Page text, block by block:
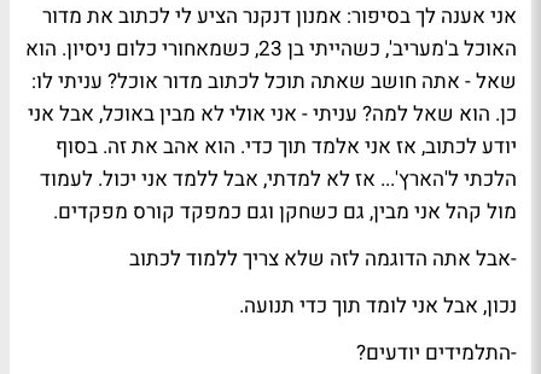
אני אענה לך בסיפור: אמנון דנקנר הציע לי לכתוב את מדור
האוכל ב'מעריב', כשהייתי בן 23, כשמאחורי כלום ניסיון. הוא
שאל - אתה חושב שאתה תוכל לכתוב מדור אוכל? עניתי לו:
כן. הוא שאל למה? עניתי - אני אולי לא מבין באוכל, אבל אני
יודע לכתוב, אז אני אלמד תוך כדי. הוא אהב את זה. בסוף
הלכתי ל'הארץ'... אז לא למדתי, אבל ללמד אני יכול. לעמוד
מול קהל אני מבין, גם כשחקן וגם כמפקד קורס מפקדים.
-אבל אתה הדוגמה לזה שלא צריך ללמוד לכתוב
נכון, אבל אני לומד תוך כדי תנועה.
-התלמידים יודעים?